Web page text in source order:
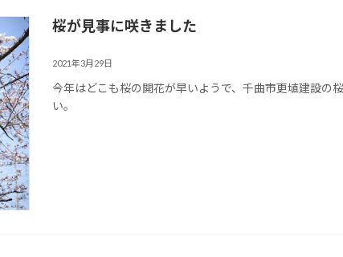
桜が見事に咲きました
2021年3月29日
今年はどこも桜の開花が早いようで、千曲市更埴建設の
い。